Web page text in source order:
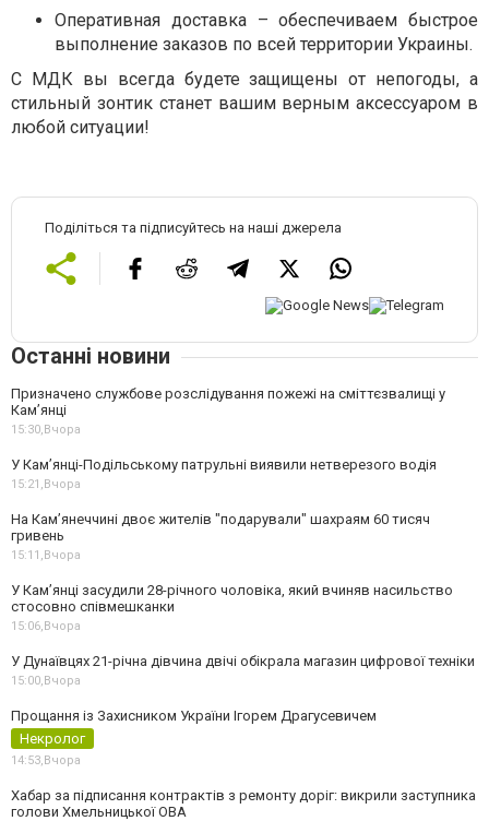
Оперативная доставка – обеспечиваем быстрое
выполнение заказов по всей территории Украины.
С МДК вы всегда будете защищены от непогоды, а
стильный зонтик станет вашим верным аксессуаром в
любой ситуации!
Поділіться та підписуйтесь на наші джерела
Останні новини
Призначено службове розслідування пожежі на сміттєзвалищі у
Кам’янці
15:30,Вчора
У Кам’янці-Подільському патрульні виявили нетверезого водія
15:21,Вчора
На Камʼянеччині двоє жителів "подарували" шахраям 60 тисяч
гривень
15:11,Вчора
У Камʼянці засудили 28-річного чоловіка, який вчиняв насильство
стосовно співмешканки
15:06,Вчора
У Дунаївцях 21-річна дівчина двічі обікрала магазин цифрової техніки
15:00,Вчора
Прощання із Захисником України Ігорем Драгусевичем
Некролог
14:53,Вчора
Хабар за підписання контрактів з ремонту доріг: викрили заступника
голови Хмельницької ОВА